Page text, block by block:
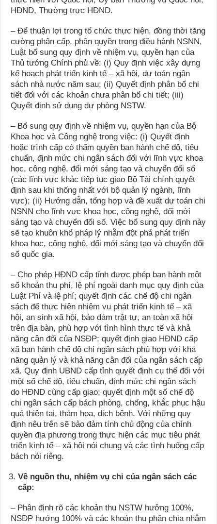
HĐND, Thường trực HĐND.
– Để thuận lợi trong tổ chức thực hiện, đồng thời tăng
cường phân cấp, phân quyền trong điều hành NSNN,
Luật bổ sung quy định về nhiệm vụ, quyền hạn của
Thủ tướng Chính phủ về: (i) Quy định việc xây dựng
kế hoạch phát triển kinh tế – xã hội, dự toán ngân
sách nhà nước năm sau; (ii) Quyết định phân bổ chi
tiết đối với các khoản chưa phân bổ chi tiết; (iii)
Quyết định sử dụng dự phòng NSTW.
– Bổ sung quy định về nhiệm vụ, quyền hạn của Bộ
Khoa học và Công nghệ trong việc: (i) Quyết định
hoặc trình cấp có thẩm quyền ban hành chế độ, tiêu
chuẩn, định mức chi ngân sách đối với lĩnh vực khoa
học, công nghệ, đổi mới sáng tạo và chuyển đổi số
(các lĩnh vực khác tiếp tục giao Bộ Tài chính quyết
định sau khi thống nhất với bộ quản lý ngành, lĩnh
vực); (ii) Hướng dẫn, tổng hợp và đề xuất dự toán chi
NSNN cho lĩnh vực khoa học, công nghệ, đổi mới
sáng tạo và chuyển đổi số. Việc bổ sung quy định này
sẽ tạo khuôn khổ pháp lý nhằm đột phá phát triển
khoa học, công nghệ, đổi mới sáng tạo và chuyển đổi
số quốc gia.
– Cho phép HĐND cấp tỉnh được phép ban hành một
số khoản thu phí, lệ phí ngoài danh mục quy định của
Luật Phí và lệ phí; quyết định các chế độ chi ngân
sách để thực hiện nhiệm vụ phát triển kinh tế – xã
hội, an sinh xã hội, bảo đảm trật tự, an toàn xã hội
trên địa bàn, phù hợp với tình hình thực tế và khả
năng cân đối của NSĐP; quyết định giao HĐND cấp
xã ban hành chế độ chi ngân sách phù hợp với khả
năng quản lý và khả năng cân đối của ngân sách cấp
xã. Quy định UBND cấp tỉnh quyết định cụ thể đối với
một số chế độ, tiêu chuẩn, định mức chi ngân sách
do HĐND cùng cấp giao; quyết định một số chế độ
chi ngân sách cấp bách phòng, chống, khắc phục hậu
quả thiên tai, thảm họa, dịch bệnh. Với những quy
định nêu trên sẽ bảo đảm tính chủ động của chính
quyền địa phương trong thực hiện các mục tiêu phát
triển kinh tế – xã hội nói chung và các tình huống cấp
bách nói riêng.
Về nguồn thu, nhiệm vụ chi của ngân sách các
cấp:
– Phân định rõ các khoản thu NSTW hưởng 100%,
NSĐP hưởng 100% và các khoản thu phân chia nhằm